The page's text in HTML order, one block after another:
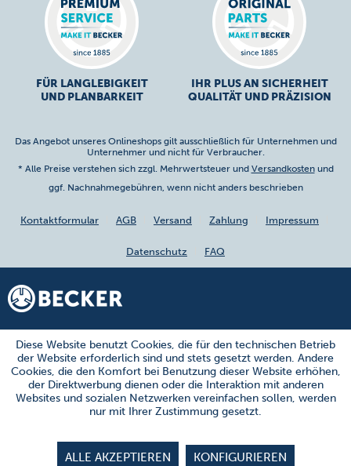
FÜR LANGLEBIGKEIT
UND PLANBARKEIT
IHR PLUS AN SICHERHEIT
QUALITÄT UND PRÄZISION
Das Angebot unseres Onlineshops gilt ausschließlich für Unternehmen und
Unternehmer und nicht für Verbraucher.
* Alle Preise verstehen sich zzgl. Mehrwertsteuer und Versandkostenund
ggf. Nachnahmegebühren, wenn nicht anders beschrieben
Kontaktformular AGB Versand Zahlung Impressum
Datenschutz FAQ
Diese Website benutzt Cookies, die für den technischen Betrieb
der Website erforderlich sind und stets gesetzt werden. Andere
Cookies, die den Komfort bei Benutzung dieser Website erhöhen,
der Direktwerbung dienen oder die Interaktion mit anderen
Websites und sozialen Netzwerken vereinfachen sollen, werden
nur mit Ihrer Zustimmung gesetzt.
ALLE AKZEPTIEREN KONFIGURIEREN